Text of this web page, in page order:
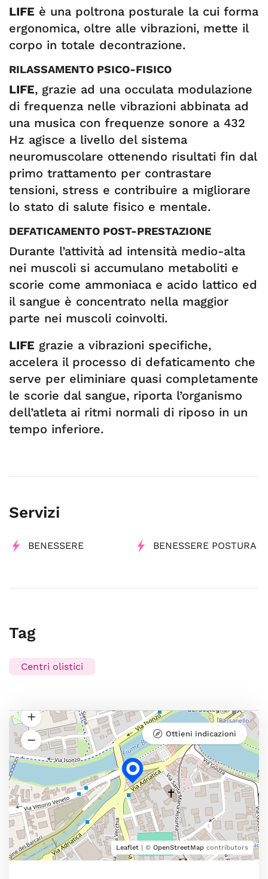
LIFE è una poltrona posturale la cui forma
ergonomica, oltre alle vibrazioni, mette il
corpo in totale decontrazione.
RILASSAMENTO PSICO-FISICO
LIFE, grazie ad una occulata modulazione
di frequenza nelle vibrazioni abbinata ad
una musica con frequenze sonore a 432
Hz agisce a livello del sistema
neuromuscolare ottenendo risultati fin dal
primo trattamento per contrastare
tensioni, stress e contribuire a migliorare
lo stato di salute fisico e mentale.
DEFATICAMENTO POST-PRESTAZIONE
Durante l’attività ad intensità medio-alta
nei muscoli si accumulano metaboliti e
scorie come ammoniaca e acido lattico ed
il sangue è concentrato nella maggior
parte nei muscoli coinvolti.
LIFE grazie a vibrazioni specifiche,
accelera il processo di defaticamento che
serve per eliminiare quasi completamente
le scorie dal sangue, riporta l’organismo
dell’atleta ai ritmi normali di riposo in un
tempo inferiore.
Servizi
BENESSERE BENESSERE POSTURA
Tag
Centri olistici
Leaflet | © OpenStreetMap contributors
Ottieni indicazioni